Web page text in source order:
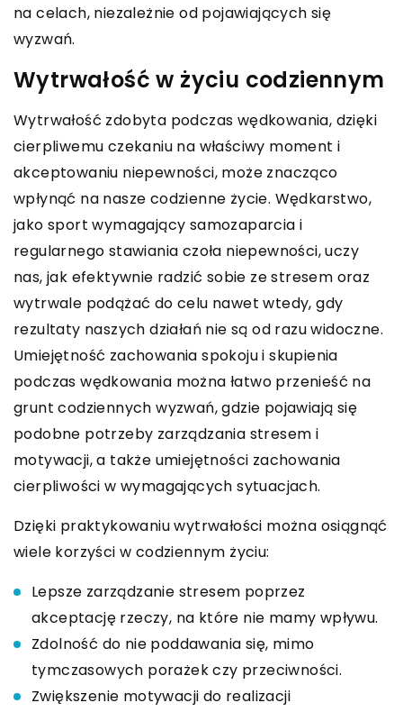
na celach, niezależnie od pojawiających się
wyzwań.
Wytrwałość w życiu codziennym
Wytrwałość zdobyta podczas wędkowania, dzięki
cierpliwemu czekaniu na właściwy moment i
akceptowaniu niepewności, może znacząco
wpłynąć na nasze codzienne życie. Wędkarstwo,
jako sport wymagający samozaparcia i
regularnego stawiania czoła niepewności, uczy
nas, jak efektywnie radzić sobie ze stresem oraz
wytrwale podążać do celu nawet wtedy, gdy
rezultaty naszych działań nie są od razu widoczne.
Umiejętność zachowania spokoju i skupienia
podczas wędkowania można łatwo przenieść na
grunt codziennych wyzwań, gdzie pojawiają się
podobne potrzeby zarządzania stresem i
motywacji, a także umiejętności zachowania
cierpliwości w wymagających sytuacjach.
Dzięki praktykowaniu wytrwałości można osiągnąć
wiele korzyści w codziennym życiu:
Lepsze zarządzanie stresem poprzez
akceptację rzeczy, na które nie mamy wpływu.
Zdolność do nie poddawania się, mimo
tymczasowych porażek czy przeciwności.
Zwiększenie motywacji do realizacji